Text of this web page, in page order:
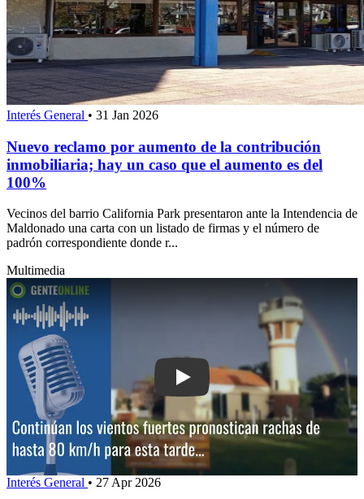
Interés General • 31 Jan 2026
Nuevo reclamo por aumento de la contribución
inmobiliaria; hay un caso que el aumento es del
100%
Vecinos del barrio California Park presentaron ante la Intendencia de
Maldonado una carta con un listado de firmas y el número de
padrón correspondiente donde r...
Multimedia
Play: Continúan los vientos fuertes:
Interés General • 27 Apr 2026